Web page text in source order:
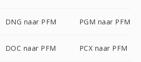
DNG naar PFM PGM naar PFM
DOC naar PFM PCX naar PFM